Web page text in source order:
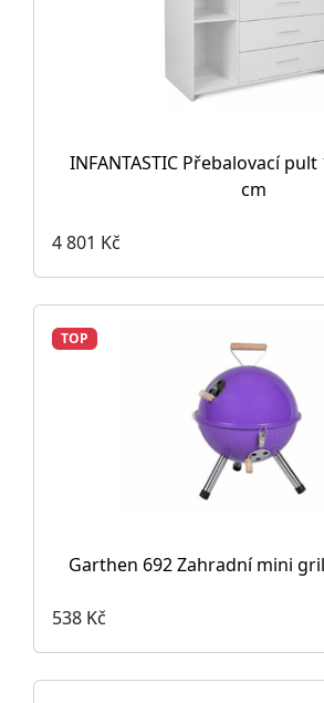
INFANTASTIC Přebalovací pult
cm
4 801 Kč
TOP
Garthen 692 Zahradní mini
538 Kč